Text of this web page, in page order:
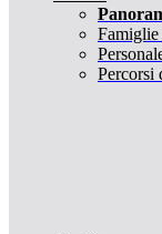
Famiglie
Percorsi